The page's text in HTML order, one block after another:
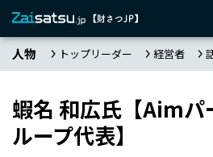
人物 トップリーダー 経営者
蝦名 和広氏【Aimパ
ループ代表】